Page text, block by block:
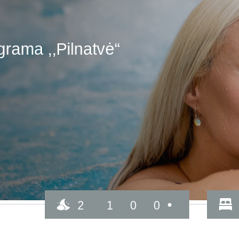
,,Pilnatvė“
2 1 0 0